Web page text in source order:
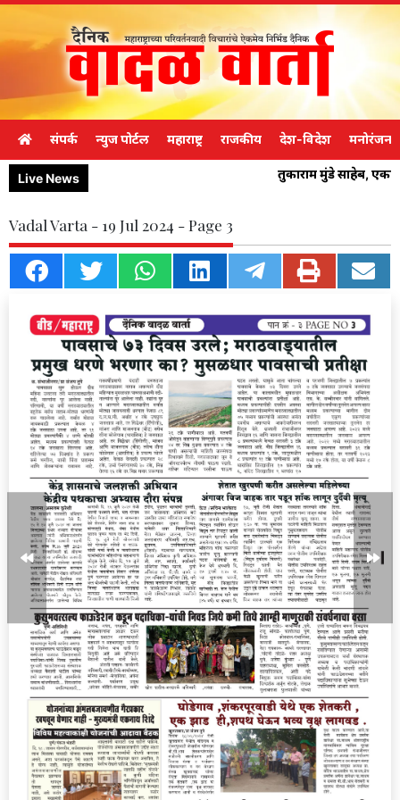
संपर्क न्युज पोर्टल महाराष्ट्र राजकीय देश-विदेश मनोरंजन
Live News तुकाराम मुंडे साहेब,
Vadal Varta - 19 Jul 2024 - Page 3